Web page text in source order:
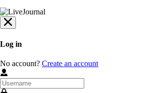
Log in
No account? Create an account